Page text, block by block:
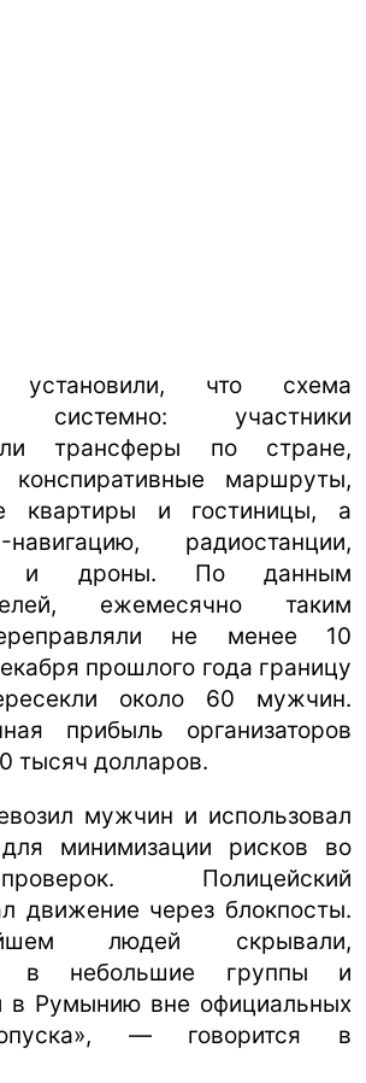
установили, что схема
системно: участники
трансферы по стране,
конспиративные маршруты,
квартиры и гостиницы, а
радиостанции,
и дроны. По данным
ежемесячно таким
не менее 10
прошлого года границу
около 60 мужчин.
прибыль организаторов
тысяч долларов.
мужчин и использовал
минимизации рисков во
Полицейский
движение через блокпосты.
людей скрывали,
в небольшие группы и
в Румынию вне официальных
— говорится в